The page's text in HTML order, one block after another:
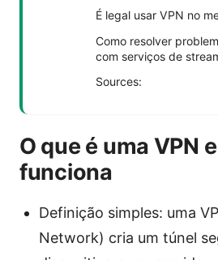
É legal usar VPN no
Como resolver
com serviços de
Sources:
O que é uma VPN
funciona
Definição simples: uma
Network) cria um túnel